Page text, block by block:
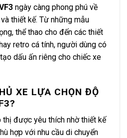
ngày càng phong phú về
thiết kế. Từ những mẫu
thể thao cho đến các thiết
retro cá tính, người dùng có
dấu ấn riêng cho chiếc xe
XE LỰA CHỌN ĐỘ
được yêu thích nhờ thiết kế
hợp với nhu cầu di chuyển